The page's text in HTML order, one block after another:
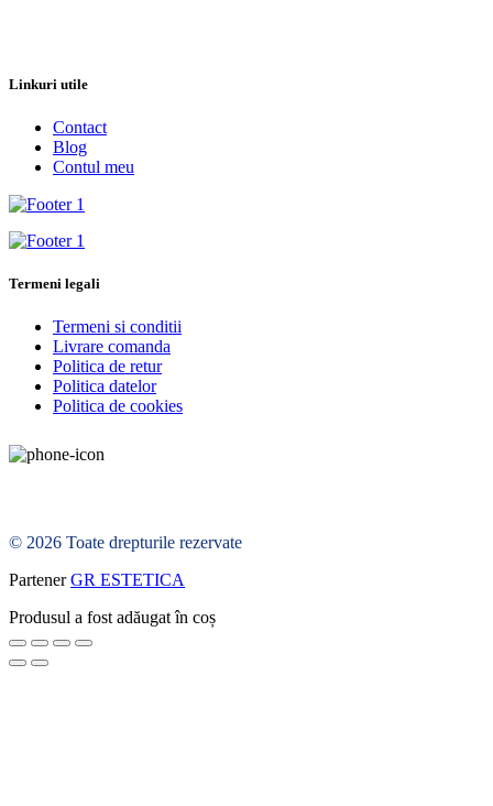
Linkuri utile
Contact
Blog
Contul meu
Termeni legali
Termeni si conditii
Livrare comanda
Politica de retur
Politica datelor
Politica de cookies
© 2026 Toate drepturile rezervate
PartenerGR ESTETICA
Produsul a fost adăugat în coș